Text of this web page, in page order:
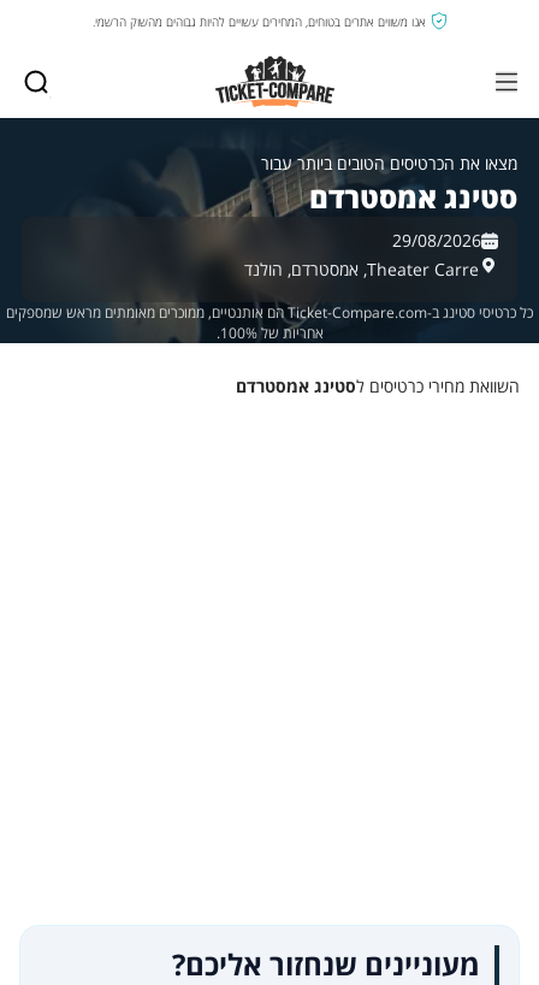
אנו משווים אתרים בטוחים, המחירים עשויים להיות גבוהים מהשוק הרשמי.
מצאו את הכרטיסים הטובים ביותר עבור
סטינג אמסטרדם
29/08/2026
Theater Carre, אמסטרדם, הולנד
כל כרטיסי סטינג ב-Ticket-Compare.com הם אותנטיים, ממוכרים מאומתים מראש שמספקים
אחריות של 100%.
השוואת מחירי כרטיסים לסטינג אמסטרדם
מעוניינים שנחזור אליכם?